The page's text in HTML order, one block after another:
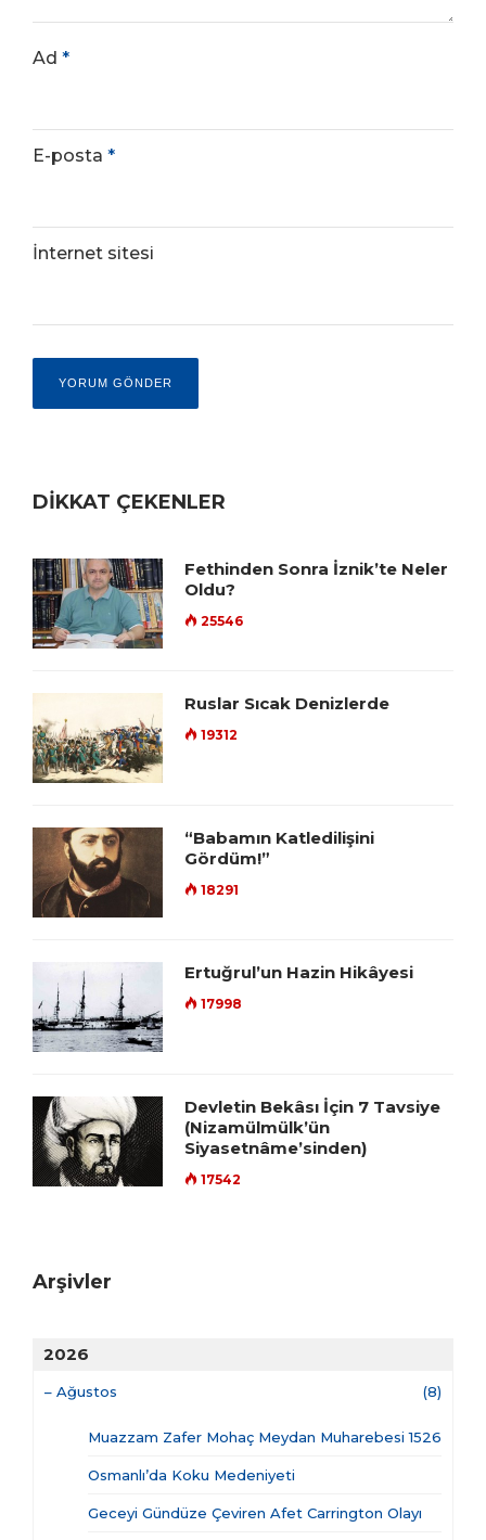
Ad *
E-posta *
İnternet sitesi
DİKKAT ÇEKENLER
Fethinden Sonra İznik’te Neler
Oldu?
25546
Ruslar Sıcak Denizlerde
19312
“Babamın Katledilişini
Gördüm!”
18291
Ertuğrul’un Hazin Hikâyesi
17998
Devletin Bekâsı İçin 7 Tavsiye
(Nizamülmülk’ün
Siyasetnâme’sinden)
17542
Arşivler
2026
– Ağustos (8)
Muazzam Zafer Mohaç Meydan Muharebesi 1526
Osmanlı’da Koku Medeniyeti
Geceyi Gündüze Çeviren Afet Carrington Olayı